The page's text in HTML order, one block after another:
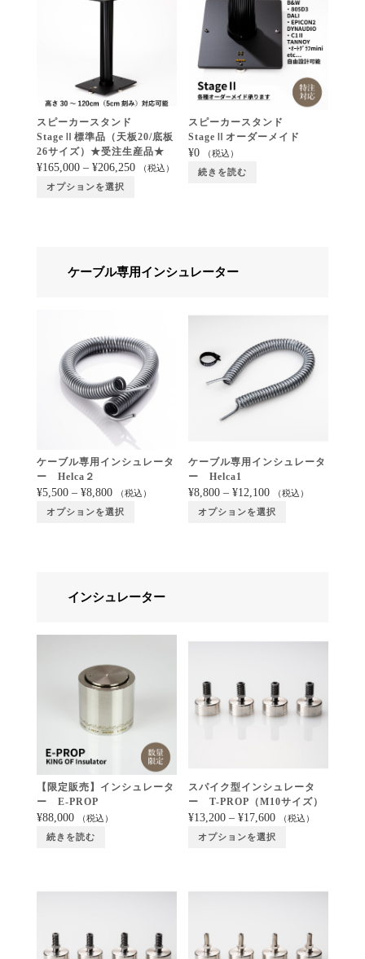
スピーカースタンド
StageⅡ標準品（天板20/底板
26サイズ）★受注生産品★
¥165,000– ¥206,250 （税込）
オプションを選択
スピーカースタンド
StageⅡオーダーメイド
¥0 （税込）
続きを読む
ケーブル専用インシュレーター
ケーブル専用インシュレータ
ー Helca２
¥5,500– ¥8,800 （税込）
オプションを選択
ケーブル専用インシュレータ
ー Helca1
¥8,800 –¥12,100 （税込）
オプションを選択
インシュレーター
【限定販売】インシュレータ
ー E-PROP
¥88,000 （税込）
続きを読む
スパイク型インシュレータ
ー T-PROP（M10サイズ）
¥13,200 –¥17,600 （税込）
オプションを選択